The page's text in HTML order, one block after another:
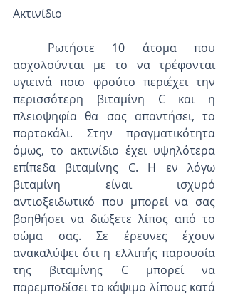
Ακτινίδιο
ασχολούνται με το να τρέφονται
υγιεινά ποιο φρούτο περιέχει την
περισσότερη βιταμίνη C και η
πλειοψηφία θα σας απαντήσει, το
πορτοκάλι. Στην πραγματικότητα
όμως, το ακτινίδιο έχει υψηλότερα
επίπεδα βιταμίνης C. Η εν λόγω
βιταμίνη είναι ισχυρό
αντιοξειδωτικό που μπορεί να σας
βοηθήσει να διώξετε λίπος από το
σώμα σας. Σε έρευνες έχουν
ανακαλύψει ότι η ελλιπής παρουσία
της βιταμίνης C μπορεί να
παρεμποδίσει το κάψιμο λίπους κατά